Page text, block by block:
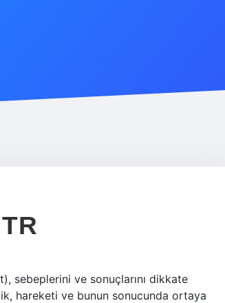
sebeplerini ve sonuçlarını dikkate
hareketi ve bunun sonucunda ortaya